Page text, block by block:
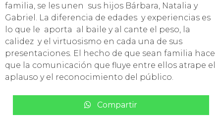
familia, se les unen sus hijos Bárbara, Natalia y
Gabriel. La diferencia de edades y experiencias es
lo que le aporta al baile y al cante el peso, la
calidez y el virtuosismo en cada una de sus
presentaciones. El hecho de que sean familia hace
que la comunicación que fluye entre ellos atrape el
aplauso y el reconocimiento del público.
Compartir